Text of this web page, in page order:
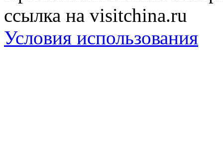
ссылка на visitchina.ru
Условия использования